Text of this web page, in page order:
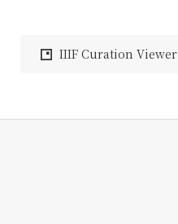
IIIF Curation Viewer